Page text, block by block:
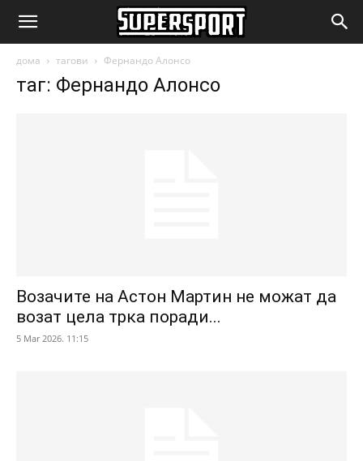
SuperSport.mk
дома тагови Фернандо Алонсо
таг: Фернандо Алонсо
Возачите на Астон Мартин не можат да
возат цела трка поради...
5 Mar 2026. 11:15